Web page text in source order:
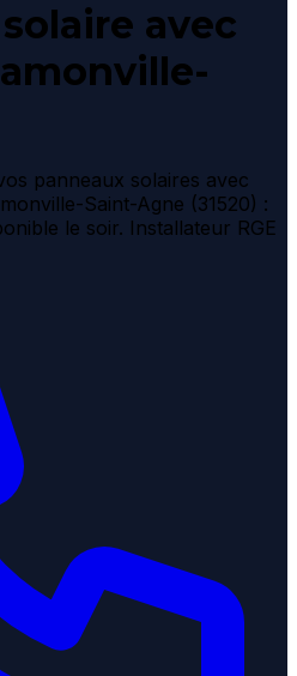
avec
panneaux solaires avec
Saint-Agne (31520) :
le soir. Installateur RGE